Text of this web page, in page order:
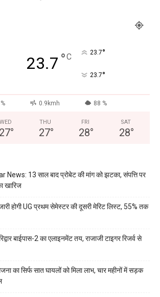
23.7 °C 23.7°
23.7°
0.9kmh 88 %
WED
27°
THU
27°
FRI
28°
SAT
28°
13 साल बाद प्रोबेट की मांग को झटका, संपत्ति पर
खारिज
होगी UG प्रथम सेमेस्टर की दूसरी मेरिट लिस्ट, 55% तक
बाईपास-2 का एलाइनमेंट तय, राजाजी टाइगर रिजर्व से
का सिर्फ सात घायलों को मिला लाभ, चार महीनों में सड़क